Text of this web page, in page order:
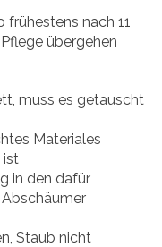
frühestens nach 11
übergehen
muss es getauscht
Materiales
ist
in den dafür
Staub nicht